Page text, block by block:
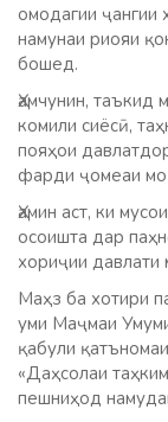
омодагии
намунаи риояи
бошед.
Ҳамчунин,
комили сиёсӣ,
пояҳои
фарди ҷомеаи
Ҳамин аст, ки
осоишта дар
хориҷии давлати
Маҳз ба хотири
уми Маҷмаи
қабули
«Даҳсолаи
пешниҳод